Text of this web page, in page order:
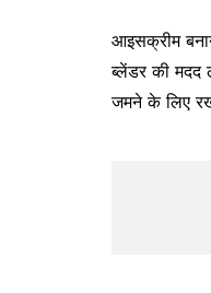
आइसक्रीम
ब्लेंडर की
जमने के लिए